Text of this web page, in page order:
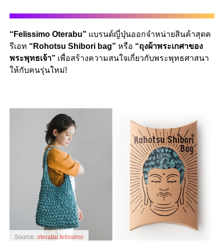
“Felissimo Oterabu” แบรนด์ญี่ปุ่นออกจำหน่ายสินค้าสุดค
รีเอท “ Rohotsu Shibori bag” หรือ “ถุงผ้าพระเกศาของ
พระพุทธเจ้า” เพื่อสร้างความสนใจเกี่ยวกับพระพุทธศาสนา
ให้กับคนรุ่นใหม่!
Source: oterabu.felissimo